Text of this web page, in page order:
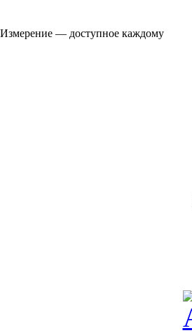
Измерение — доступное каждому